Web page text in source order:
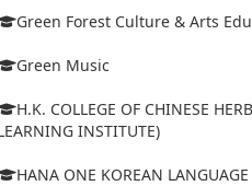
Green Forest Culture & Arts
Green Music
H.K. COLLEGE OF CHINESE
INSTITUTE)
HANA ONE KOREAN LANGUAGE